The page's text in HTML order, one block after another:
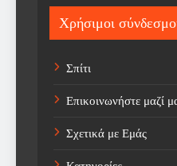
Sport
Sports
Technology
Trending
Weather
Χρήσιμοι
Σπίτι
Επικοινωνήστε μαζί
Σχετικά με Εμάς